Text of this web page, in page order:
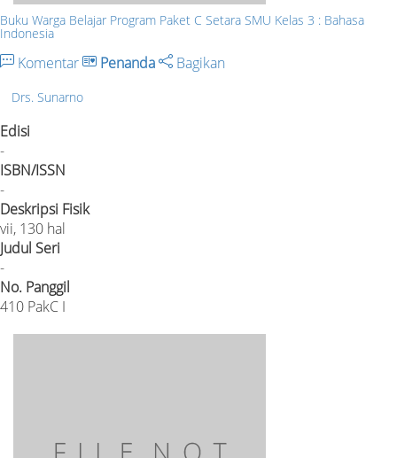
Buku Warga Belajar Program Paket C Setara SMU Kelas 3 : Bahasa
Indonesia
Komentar Penanda Bagikan
Drs. Sunarno
Edisi
-
ISBN/ISSN
-
Deskripsi Fisik
vii, 130 hal
Judul Seri
-
No. Panggil
410 PakC I